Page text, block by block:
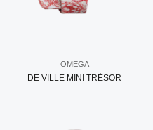
OMEGA
DE VILLE MINI TRÉSOR